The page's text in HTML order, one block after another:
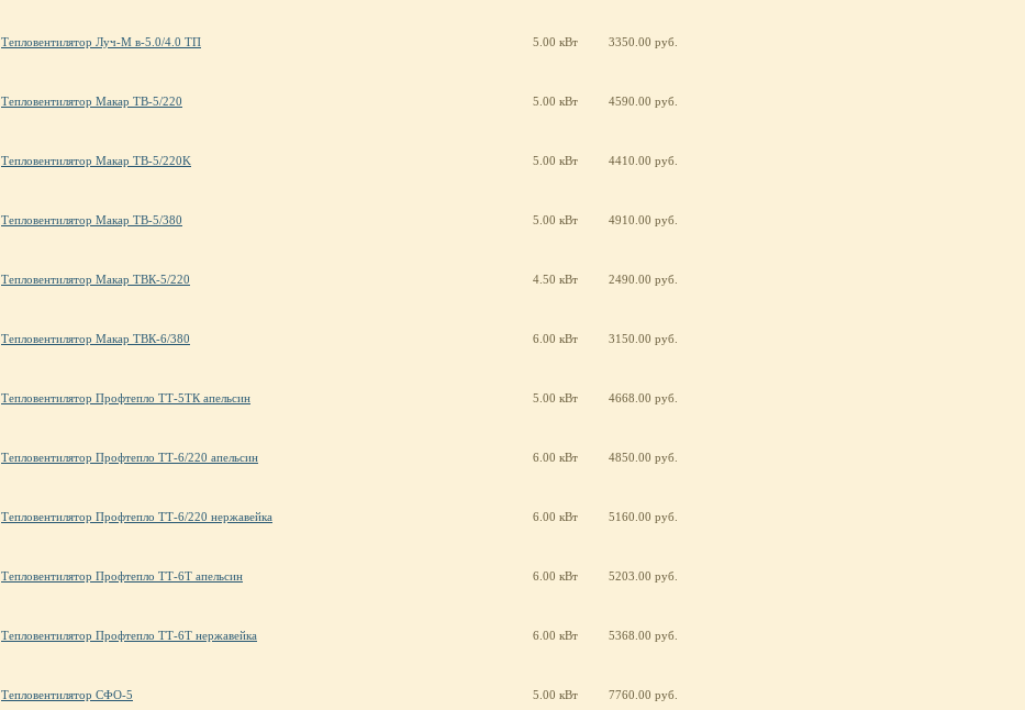
Тепловентилятор Луч-М в-5.0/4.0 ТП 5.00 кВт 3350.00 руб.
Тепловентилятор Макар ТВ-5/220 5.00 кВт 4590.00 руб.
Тепловентилятор Макар ТВ-5/220K 5.00 кВт 4410.00 руб.
Тепловентилятор Макар ТВ-5/380 5.00 кВт 4910.00 руб.
Тепловентилятор Макар ТВК-5/220 4.50 кВт 2490.00 руб.
Тепловентилятор Макар ТВК-6/380 6.00 кВт 3150.00 руб.
Тепловентилятор Профтепло ТТ-5ТК апельсин 5.00 кВт 4668.00 руб.
Тепловентилятор Профтепло ТТ-6/220 апельсин 6.00 кВт 4850.00 руб.
Тепловентилятор Профтепло ТТ-6/220 нержавейка 6.00 кВт 5160.00 руб.
Тепловентилятор Профтепло ТТ-6Т апельсин 6.00 кВт 5203.00 руб.
Тепловентилятор Профтепло ТТ-6Т нержавейка 6.00 кВт 5368.00 руб.
Тепловентилятор СФО-5 5.00 кВт 7760.00 руб.